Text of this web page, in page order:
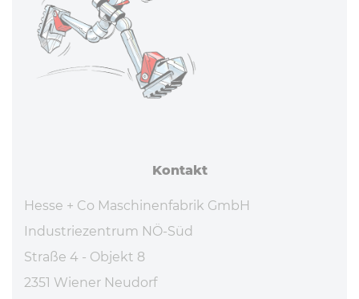
Kontakt
Hesse + Co Maschinenfabrik GmbH
Industriezentrum NÖ-Süd
Straße 4 - Objekt 8
2351 Wiener Neudorf